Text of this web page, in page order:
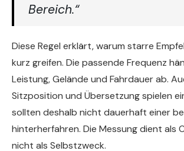
Bereich.“
Diese Regel erklärt, warum starre
kurz greifen. Die passende Frequenz
Leistung, Gelände und Fahrdauer ab.
Sitzposition und Übersetzung spielen
sollten deshalb nicht dauerhaft einer
hinterherfahren. Die Messung dient als
nicht als Selbstzweck.